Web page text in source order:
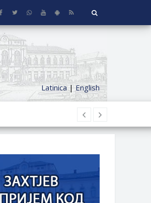
Latinica|English
НА
ЗА